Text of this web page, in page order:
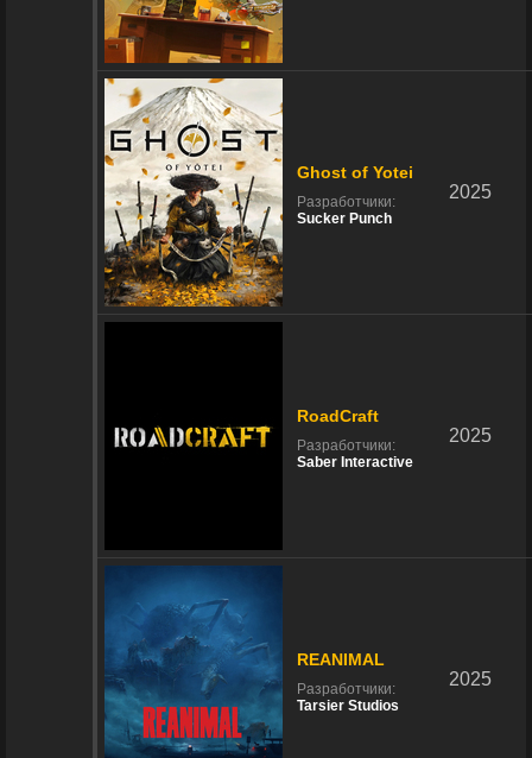
Ghost of Yotei
Разработчики:
Sucker Punch
2025
RoadCraft
Разработчики:
Saber Interactive
2025
REANIMAL
Разработчики:
Tarsier Studios
2025